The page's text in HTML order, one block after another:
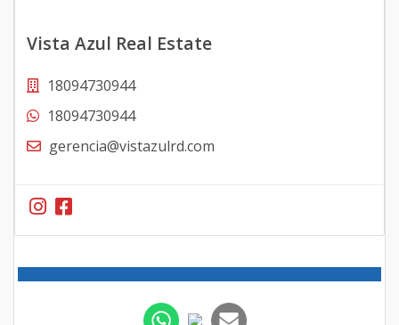
Vista Azul Real Estate
18094730944
18094730944
gerencia@vistazulrd.com